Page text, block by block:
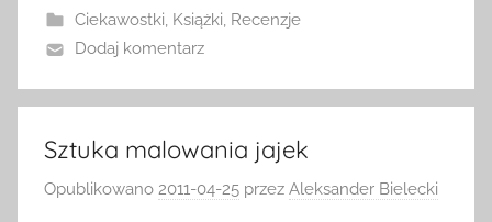
Ciekawostki, Książki, Recenzje
Dodaj komentarz
Sztuka malowania jajek
Opublikowano 2011-04-25 przez Aleksander Bielecki